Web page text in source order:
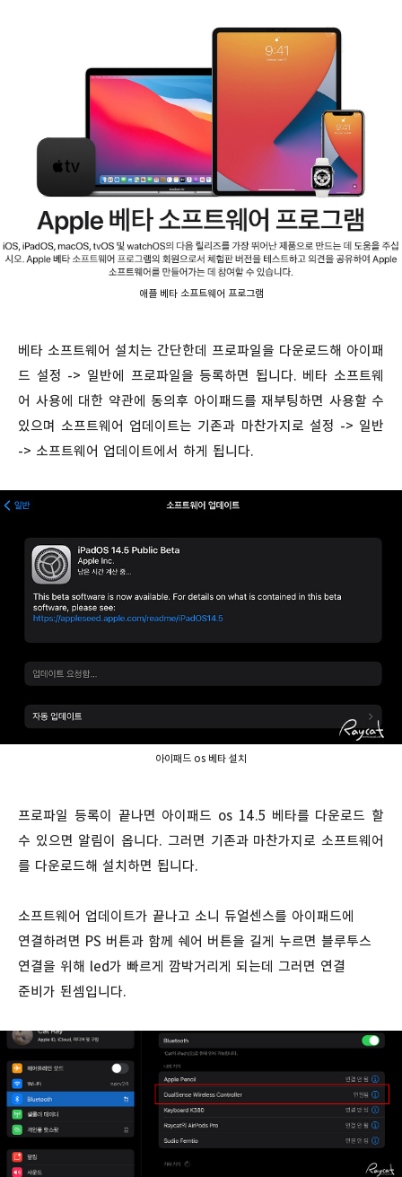
애플 베타 소프트웨어 프로그램
베타 소프트웨어 설치는 간단한데 프로파일을 다운로드해 아이패
드 설정 -> 일반에 프로파일을 등록하면 됩니다. 베타 소프트웨
어 사용에 대한 약관에 동의후 아이패드를 재부팅하면 사용할 수
있으며 소프트웨어 업데이트는 기존과 마찬가지로 설정 -> 일반
-> 소프트웨어 업데이트에서 하게 됩니다.
아이패드 os 베타 설치
프로파일 등록이 끝나면 아이패드 os 14.5 베타를 다운로드 할
수 있으면 알림이 옵니다. 그러면 기존과 마찬가지로 소프트웨어
를 다운로드해 설치하면 됩니다.
소프트웨어 업데이트가 끝나고 소니 듀얼센스를 아이패드에
연결하려면 PS 버튼과 함께 쉐어 버튼을 길게 누르면 블루투스
연결을 위해 led가 빠르게 깜박거리게 되는데 그러면 연결
준비가 된셈입니다.